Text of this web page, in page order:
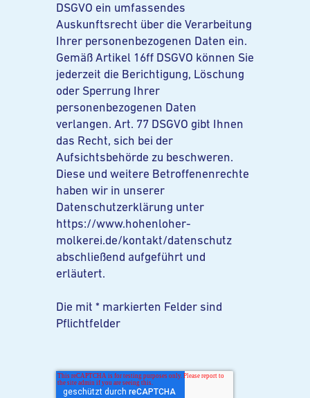
DSGVO ein umfassendes
Auskunftsrecht über die Verarbeitung
Ihrer personenbezogenen Daten ein.
Gemäß Artikel 16ff DSGVO können Sie
jederzeit die Berichtigung, Löschung
oder Sperrung Ihrer
personenbezogenen Daten
verlangen. Art. 77 DSGVO gibt Ihnen
das Recht, sich bei der
Aufsichtsbehörde zu beschweren.
Diese und weitere Betroffenenrechte
haben wir in unserer
Datenschutzerklärung unter
https://www.hohenloher-
molkerei.de/kontakt/datenschutz
abschließend aufgeführt und
erläutert.
Die mit * markierten Felder sind
Pflichtfelder